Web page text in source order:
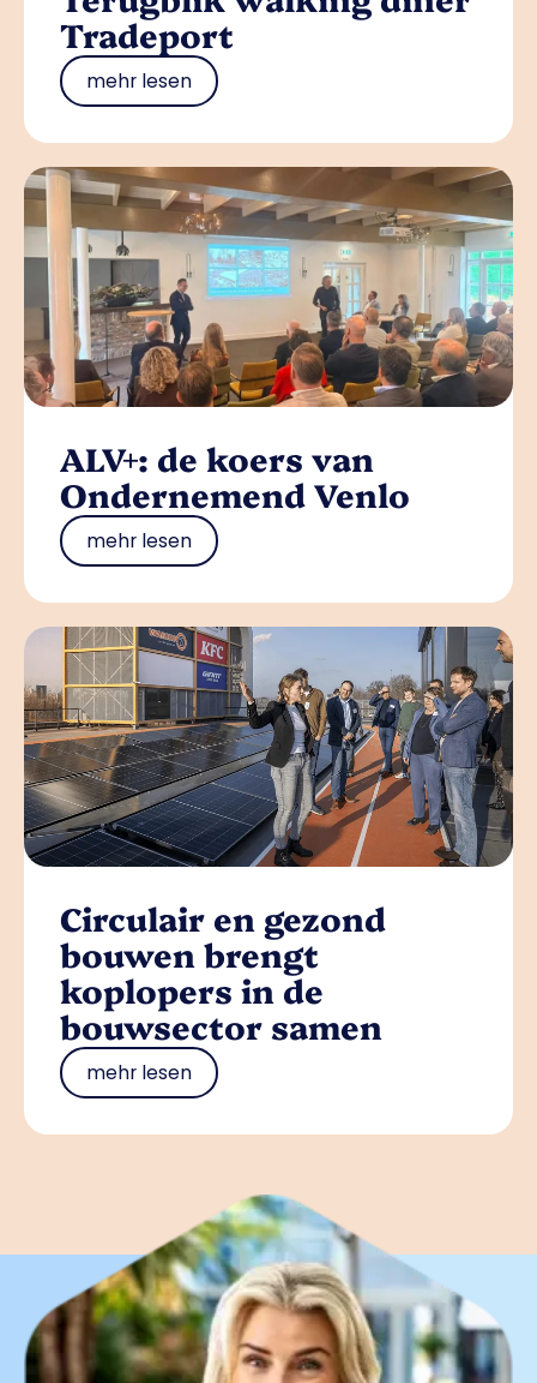
Tradeport
mehr lesen
ALV+: de koers van
Ondernemend Venlo
mehr lesen
Circulair en gezond
bouwen brengt
koplopers in de
bouwsector samen
mehr lesen